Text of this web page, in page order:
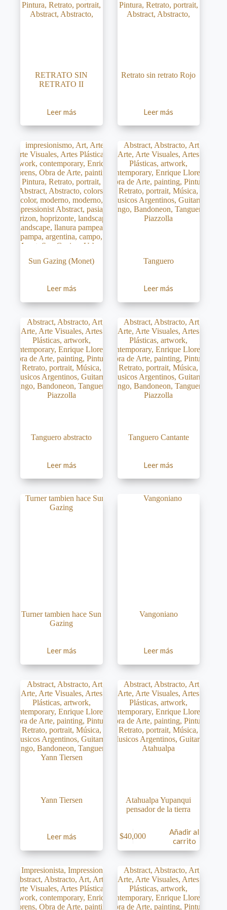
RETRATO SIN
RETRATO II
Leer más
Retrato sin retrato Rojo
Leer más
Sun Gazing (Monet)
Leer más
Tanguero
Leer más
Tanguero abstracto
Leer más
Tanguero Cantante
Leer más
Turner tambien hace Sun
Gazing
Leer más
Vangoniano
Leer más
Yann Tiersen
Leer más
Atahualpa Yupanqui
pensador de la tierra
$40,000
Añadir al
carrito